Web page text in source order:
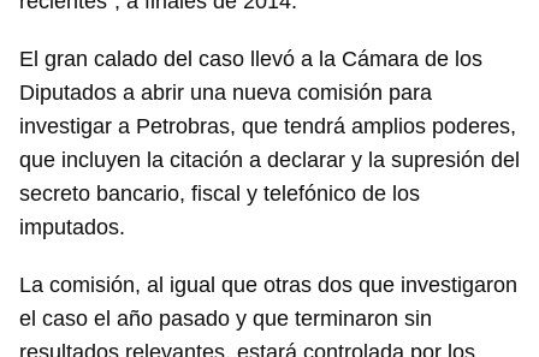
El gran calado del caso llevó a la Cámara de los
Diputados a abrir una nueva comisión para
investigar a Petrobras, que tendrá amplios poderes,
que incluyen la citación a declarar y la supresión del
secreto bancario, fiscal y telefónico de los
imputados.
La comisión, al igual que otras dos que investigaron
el caso el año pasado y que terminaron sin
resultados relevantes, estará controlada por los